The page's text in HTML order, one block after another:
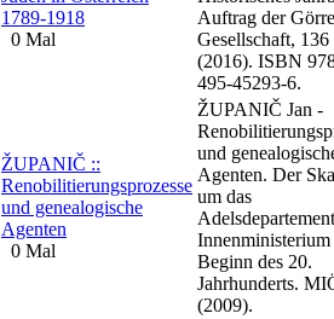
1789-1918
0 Mal
Auftrag der
Gesellschaft, 136
(2016). ISBN
495-45293-6.
ŽUPANIČ ::
Renobilitierungsprozesse
und genealogische
Agenten
0 Mal
ŽUPANIČ Jan -
und
Agenten. Der
um das
Innenministerium
Beginn des 20.
Jahrhunderts.
(2009).